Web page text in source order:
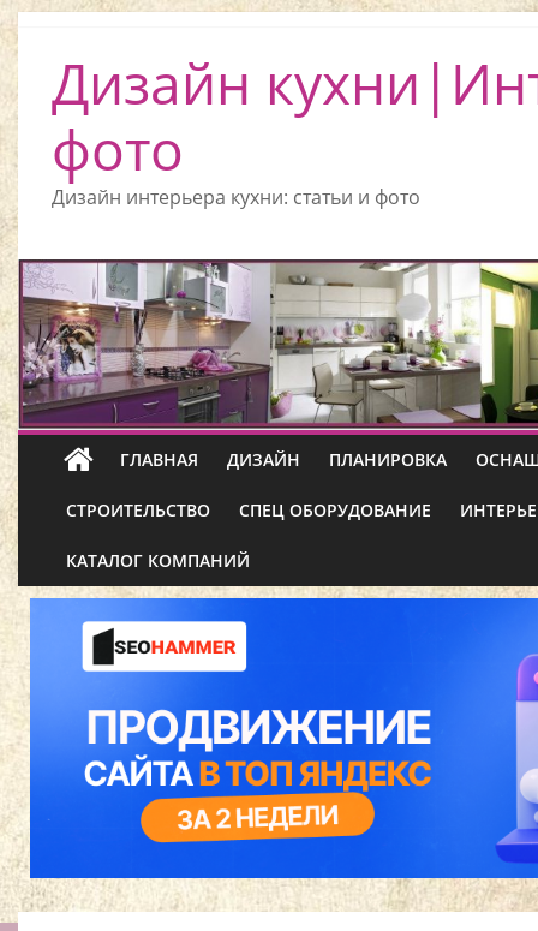
Дизайн
фото
Дизайн интерьера кухни: статьи и фото
ГЛАВНАЯ ДИЗАЙН ПЛАНИРОВКА
СТРОИТЕЛЬСТВО СПЕЦ ОБОРУДОВАНИЕ
КАТАЛОГ КОМПАНИЙ